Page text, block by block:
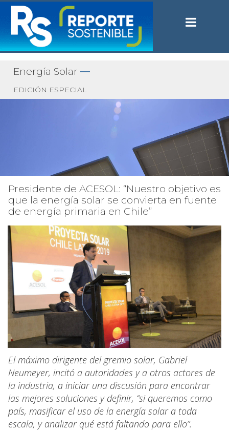
Energía Solar —
EDICIÓN ESPECIAL
Presidente de ACESOL: “Nuestro objetivo es
que la energía solar se convierta en fuente
de energía primaria en Chile”
El máximo dirigente del gremio solar, Gabriel
Neumeyer, incitó a autoridades y a otros actores de
la industria, a iniciar una discusión para encontrar
las mejores soluciones y definir, “si queremos como
país, masificar el uso de la energía solar a toda
escala, y analizar qué está faltando para ello”.